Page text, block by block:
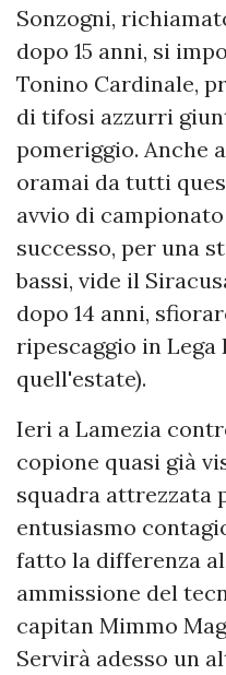
Sonzogni,
dopo 15 anni, si
Tonino Cardinale,
di tifosi azzurri
pomeriggio. Anche
oramai da tutti
avvio di
successo, per una
bassi, vide il
dopo 14 anni,
ripescaggio in Lega
quell'estate).
Ieri a Lamezia
copione quasi già
squadra attrezzata
entusiasmo
fatto la differenza al
ammissione del
capitan Mimmo
Servirà adesso un